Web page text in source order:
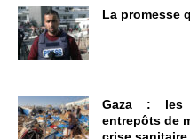
La promesse
Gaza : les
entrepôts de